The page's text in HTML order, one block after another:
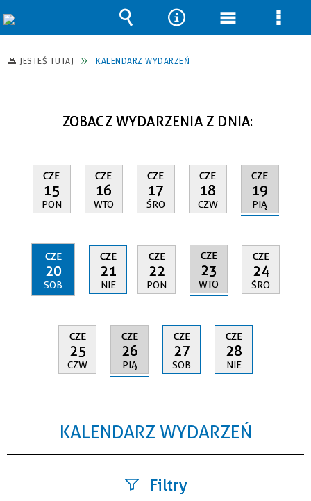
JESTEŚ TUTAJ KALENDARZ WYDARZEŃ
ZOBACZ WYDARZENIA Z DNIA:
CZE
15
PON
CZE
16
WTO
CZE
17
ŚRO
CZE
18
CZW
CZE
19
PIĄ
CZE
20
SOB
CZE
21
NIE
CZE
22
PON
CZE
23
WTO
CZE
24
ŚRO
CZE
25
CZW
CZE
26
PIĄ
CZE
27
SOB
CZE
28
NIE
KALENDARZ WYDARZEŃ
Filtry
Wyszukiwarka
Narzędzia
Menu Menu